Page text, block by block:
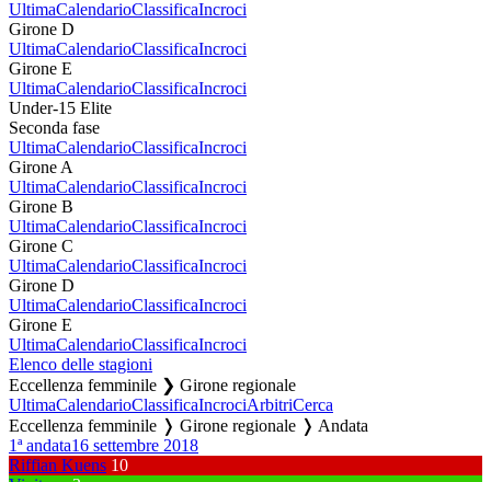
UltimaCalendarioClassificaIncroci
Girone D
UltimaCalendarioClassificaIncroci
Girone E
UltimaCalendarioClassificaIncroci
Under-15 Elite
Seconda fase
UltimaCalendarioClassificaIncroci
Girone A
UltimaCalendarioClassificaIncroci
Girone B
UltimaCalendarioClassificaIncroci
Girone C
UltimaCalendarioClassificaIncroci
Girone D
UltimaCalendarioClassificaIncroci
Girone E
UltimaCalendarioClassificaIncroci
Elenco delle stagioni
Eccellenza femminile ❯ Girone regionale
UltimaCalendarioClassificaIncrociArbitriCerca
Eccellenza femminile ❭ Girone regionale ❭ Andata
1ª andata16 settembre 2018
Riffian Kuens 10